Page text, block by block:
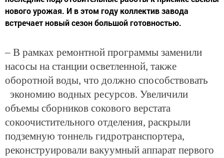
нового урожая. И в этом году коллектив завода
встречает новый сезон большой готовностью.
– В рамках ремонтной программы заменили
насосы на станции осветленной, также
оборотной воды, что должно способствовать
экономию водных ресурсов. Увеличили
объемы сборников сокового верстата
сокоочистительного отделения, раскрыли
подземную тоннель гидротранспортера,
реконструировали вакуумный аппарат первого